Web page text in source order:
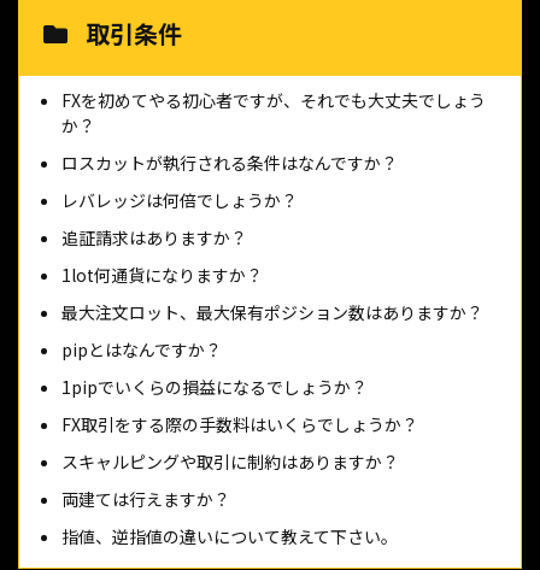
取引条件
FXを初めてやる初心者ですが、それでも大丈夫でしょう
か？
ロスカットが執行される条件はなんですか？
レバレッジは何倍でしょうか？
追証請求はありますか？
1lot何通貨になりますか？
最大注文ロット、最大保有ポジション数はありますか？
pipとはなんですか？
1pipでいくらの損益になるでしょうか？
FX取引をする際の手数料はいくらでしょうか？
スキャルピングや取引に制約はありますか？
両建ては行えますか？
指値、逆指値の違いについて教えて下さい。